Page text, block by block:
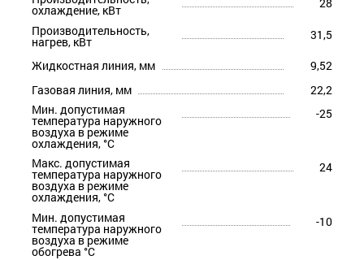
охлаждение, кВт
28
Производительность,
нагрев, кВт 31,5
Жидкостная линия, мм
9,52
Газовая линия, мм
22,2
Мин. допустимая
температура наружного
воздуха в режиме
охлаждения, °С
-25
Макс. допустимая
температура наружного
воздуха в режиме
охлаждения, °С
24
Мин. допустимая
температура наружного
воздуха в режиме
обогрева °С
-10